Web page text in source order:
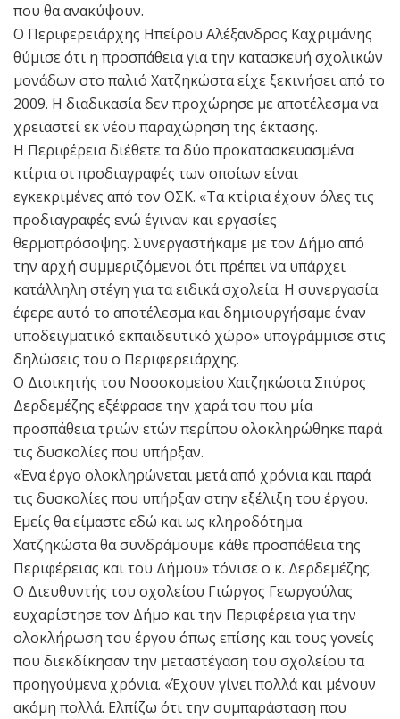
που θα ανακύψουν.
Ο Περιφερειάρχης Ηπείρου Αλέξανδρος Καχριμάνης
θύμισε ότι η προσπάθεια για την κατασκευή σχολικών
μονάδων στο παλιό Χατζηκώστα είχε ξεκινήσει από το
2009. Η διαδικασία δεν προχώρησε με αποτέλεσμα να
χρειαστεί εκ νέου παραχώρηση της έκτασης.
Η Περιφέρεια διέθετε τα δύο προκατασκευασμένα
κτίρια οι προδιαγραφές των οποίων είναι
εγκεκριμένες από τον ΟΣΚ. «Τα κτίρια έχουν όλες τις
προδιαγραφές ενώ έγιναν και εργασίες
θερμοπρόσοψης. Συνεργαστήκαμε με τον Δήμο από
την αρχή συμμεριζόμενοι ότι πρέπει να υπάρχει
κατάλληλη στέγη για τα ειδικά σχολεία. Η συνεργασία
έφερε αυτό το αποτέλεσμα και δημιουργήσαμε έναν
υποδειγματικό εκπαιδευτικό χώρο» υπογράμμισε στις
δηλώσεις του ο Περιφερειάρχης.
Ο Διοικητής του Νοσοκομείου Χατζηκώστα Σπύρος
Δερδεμέζης εξέφρασε την χαρά του που μία
προσπάθεια τριών ετών περίπου ολοκληρώθηκε παρά
τις δυσκολίες που υπήρξαν.
«Ένα έργο ολοκληρώνεται μετά από χρόνια και παρά
τις δυσκολίες που υπήρξαν στην εξέλιξη του έργου.
Εμείς θα είμαστε εδώ και ως κληροδότημα
Χατζηκώστα θα συνδράμουμε κάθε προσπάθεια της
Περιφέρειας και του Δήμου» τόνισε ο κ. Δερδεμέζης.
Ο Διευθυντής του σχολείου Γιώργος Γεωργούλας
ευχαρίστησε τον Δήμο και την Περιφέρεια για την
ολοκλήρωση του έργου όπως επίσης και τους γονείς
που διεκδίκησαν την μεταστέγαση του σχολείου τα
προηγούμενα χρόνια. «Έχουν γίνει πολλά και μένουν
ακόμη πολλά. Ελπίζω ότι την συμπαράσταση που